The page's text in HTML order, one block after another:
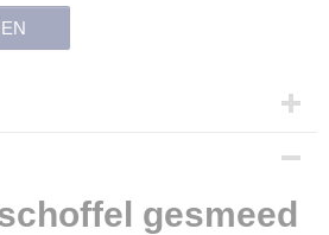
gesmeed